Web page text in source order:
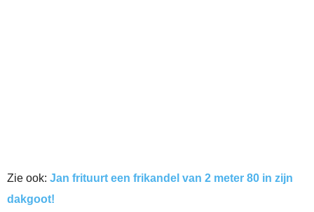
Zie ook: Jan frituurt een frikandel van 2 meter 80 in zijn
dakgoot!